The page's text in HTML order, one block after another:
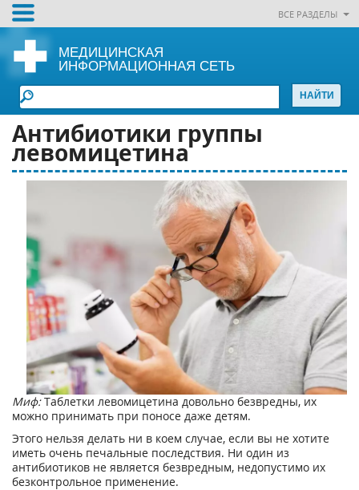
ВСЕ РАЗДЕЛЫ
МЕДИЦИНСКАЯ
ИНФОРМАЦИОННАЯ СЕТЬ
Антибиотики группы
левомицетина
Миф:Таблетки левомицетина довольно безвредны, их
можно принимать при поносе даже детям.
Этого нельзя делать ни в коем случае, если вы не хотите
иметь очень печальные последствия. Ни один из
антибиотиков не является безвредным, недопустимо их
безконтрольное применение.